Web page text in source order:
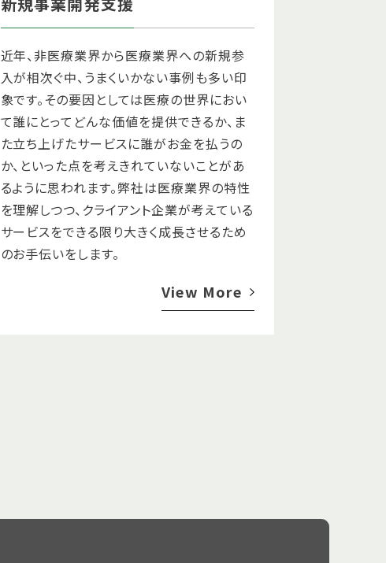
近年、非医療業界から医療業界への新規参
入が相次ぐ中、うまくいかない事例も多い印
象です。その要因としては医療の世界におい
て誰にとってどんな価値を提供できるか、ま
た立ち上げたサービスに誰がお金を払うの
か、といった点を考えきれていないことがあ
るように思われます。弊社は医療業界の特性
を理解しつつ、クライアント企業が考えている
サービスをできる限り大きく成長させるため
のお手伝いをします。
View More